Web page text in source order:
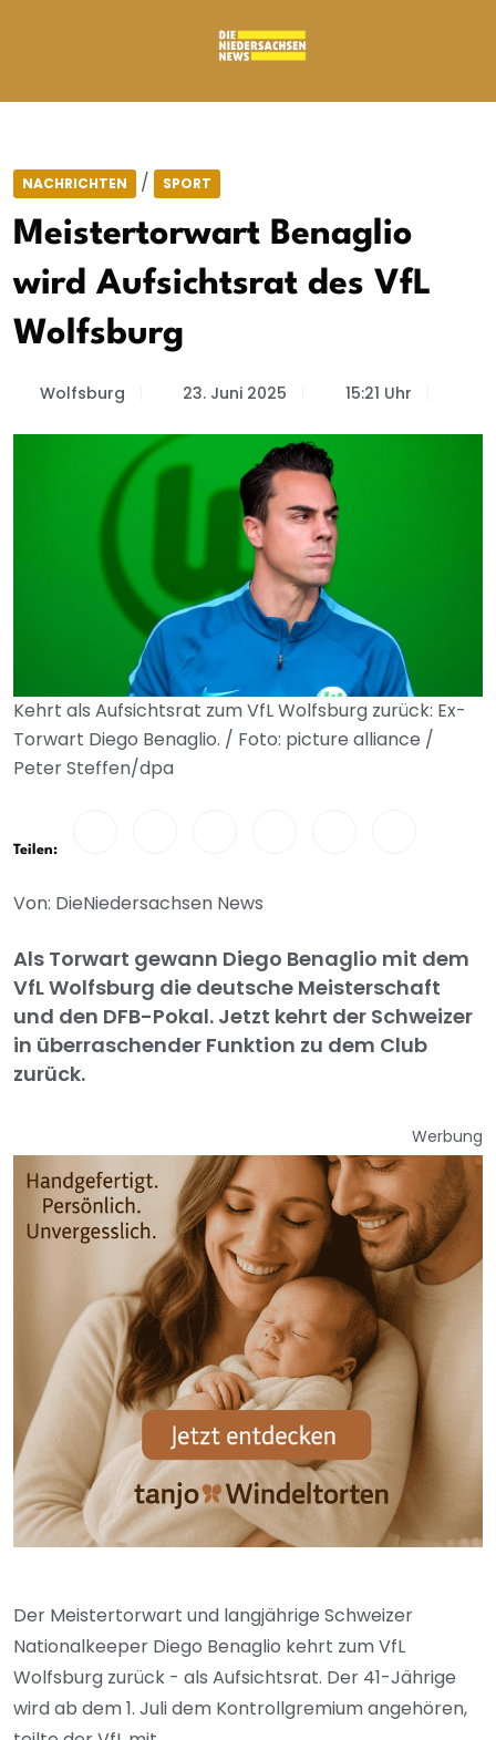
NACHRICHTEN / SPORT
Meistertorwart Benaglio
wird Aufsichtsrat des VfL
Wolfsburg
Wolfsburg 23. Juni 2025 15:21 Uhr
Kehrt als Aufsichtsrat zum VfL Wolfsburg zurück: Ex-
Torwart Diego Benaglio. / Foto: picture alliance /
Peter Steffen/dpa
Teilen:
Von: DieNiedersachsen News
Als Torwart gewann Diego Benaglio mit dem
VfL Wolfsburg die deutsche Meisterschaft
und den DFB-Pokal. Jetzt kehrt der Schweizer
in überraschender Funktion zu dem Club
zurück.
Werbung
Der Meistertorwart und langjährige Schweizer
Nationalkeeper Diego Benaglio kehrt zum VfL
Wolfsburg zurück - als Aufsichtsrat. Der 41-Jährige
wird ab dem 1. Juli dem Kontrollgremium angehören,